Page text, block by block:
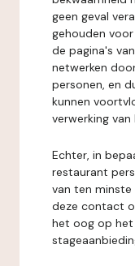
geen geval
gehouden
de pagina's
netwerken
personen, en
kunnen
verwerking
Echter, in
restaurant
van ten minste
deze contact
het oog op